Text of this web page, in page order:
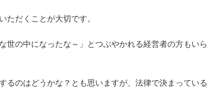
ただくことが大切です。
世の中になったな～」とつぶやかれる経営者の方もいら
るのはどうかな？とも思いますが、法律で決まっている